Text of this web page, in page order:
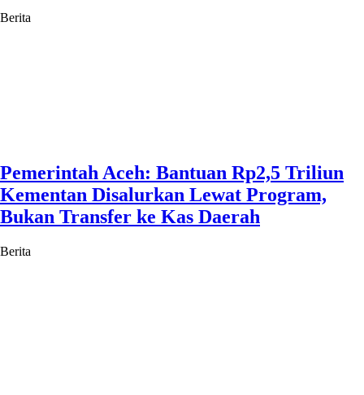
Berita
Pemerintah Aceh: Bantuan Rp2,5 Triliun
Kementan Disalurkan Lewat Program,
Bukan Transfer ke Kas Daerah
Berita